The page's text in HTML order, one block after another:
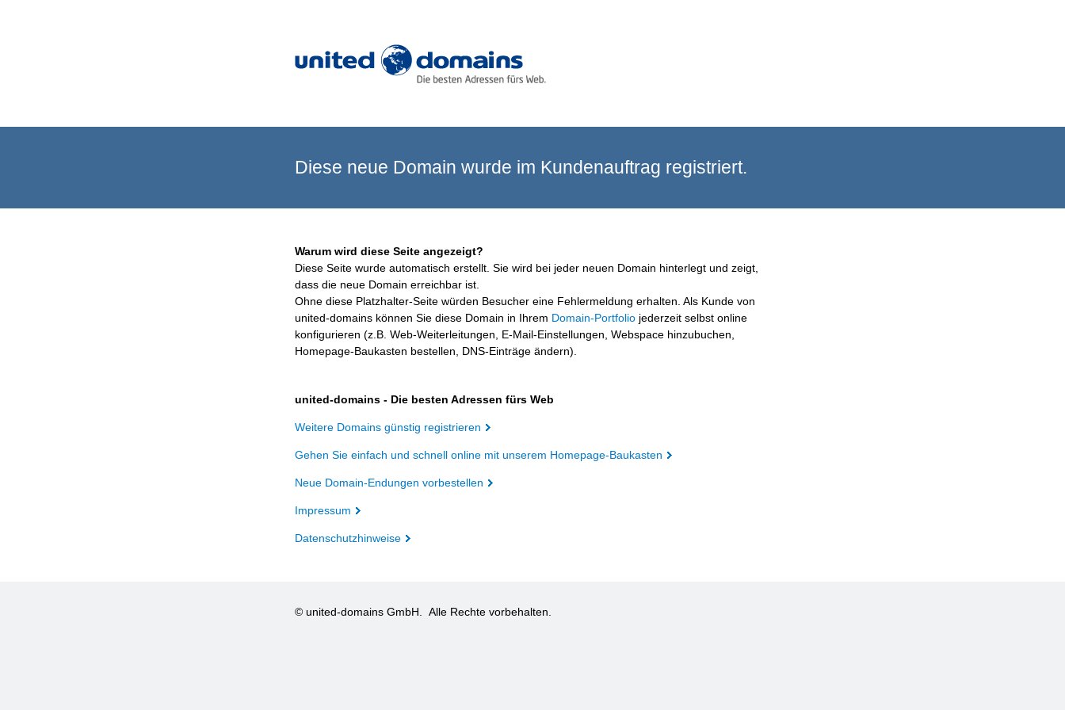
Diese neue Domain wurde im Kundenauftrag registriert.
Warum wird diese Seite angezeigt?
Diese Seite wurde automatisch erstellt. Sie wird bei jeder neuen Domain hinterlegt und zeigt,
dass die neue Domain erreichbar ist.
Ohne diese Platzhalter-Seite würden Besucher eine Fehlermeldung erhalten. Als Kunde von
united-domains können Sie diese Domain in Ihrem Domain-Portfolio jederzeit selbst online
konfigurieren (z.B. Web-Weiterleitungen, E-Mail-Einstellungen, Webspace hinzubuchen,
Homepage-Baukasten bestellen, DNS-Einträge ändern).
united-domains - Die besten Adressen fürs Web
Weitere Domains günstig registrieren
Gehen Sie einfach und schnell online mit unserem Homepage-Baukasten
Neue Domain-Endungen vorbestellen
Impressum
Datenschutzhinweise
© united-domains GmbH. Alle Rechte vorbehalten.